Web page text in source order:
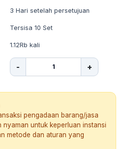
3 Hari setelah persetujuan
Tersisa 10 Set
1.12Rb kali
- +
pengadaan barang/jasa
nyaman untuk keperluan instansi
metode dan aturan yang